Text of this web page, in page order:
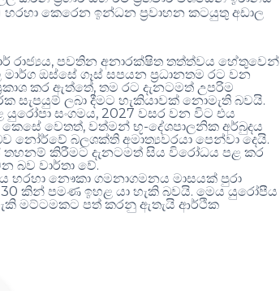
හරහා කෙරෙන ඉන්ධන ප්‍රවාහන කටයුතු අඩාල
රාජ්‍යය,පවතින අනාරක්ෂිත තත්ත්වය හේතුවෙන්
ඔස්සේ ගෑස් සපයන ප්‍රධානතම රට වන
කර ඇත්තේ,තම රට දැනටමත් උපරිම
සැපයුම් ලබා දීමට හැකියාවක් නොමැති බවයි.
සංගමය, 2027වසර වන විට එය
කෙසේ වෙතත්,වත්මන් භූ-දේශපාලනික අර්බුදය
නෝර්වේ බලශක්ති අමාත්‍යවරයා පෙන්වා දෙයි.
තහනම් කිරීමට දැනටමත් සිය විරෝධය පළ කර
බව වාර්තා වේ.
නෞකා ගමනාගමනය මාසයක් පුරා
කින් පමණ ඉහළ යා හැකි බවයි.මෙය යුරෝපීය
මට්ටමකට පත් කරනු ඇතැයි ආර්ථික